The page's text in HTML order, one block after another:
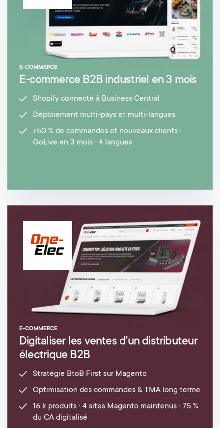
E-COMMERCE
E-commerce B2B industriel en 3 mois
Shopify connecté à Business Central
Déploiement multi-pays et multi-langues.
+50 % de commandes et nouveaux clients ·
GoLive en 3 mois · 4 langues
E-COMMERCE
Digitaliser les ventes d'un distributeur
électrique B2B
Stratégie BtoB First sur Magento
Optimisation des commandes & TMA long terme
16 k produits · 4 sites Magento maintenus · 75 %
du CA digitalisé